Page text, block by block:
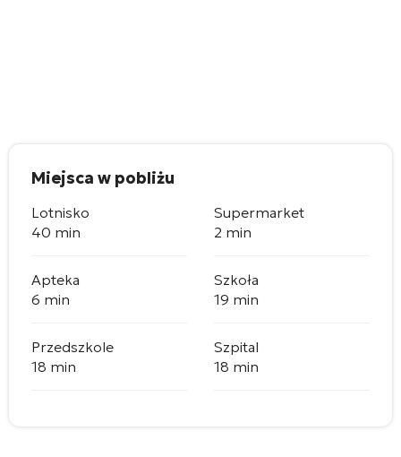
Miejsca w pobliżu
Lotnisko
40 min
Supermarket
2 min
Apteka
6 min
Szkoła
19 min
Przedszkole
18 min
Szpital
18 min